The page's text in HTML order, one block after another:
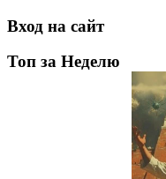
Вход на сайт
Топ за Неделю